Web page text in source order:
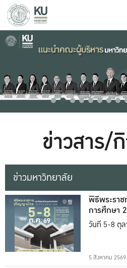
ข่าวสาร/
ข่าวมหาวิทยาลัย
พิธีพระรา
การศึกษา
วันที่ 5-8 ตุ
5 สิงหาคม 2569